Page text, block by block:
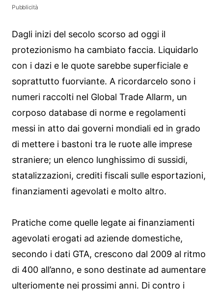
Pubblicità
Dagli inizi del secolo scorso ad oggi il
protezionismo ha cambiato faccia. Liquidarlo
con i dazi e le quote sarebbe superficiale e
soprattutto fuorviante. A ricordarcelo sono i
numeri raccolti nel Global Trade Allarm, un
corposo database di norme e regolamenti
messi in atto dai governi mondiali ed in grado
di mettere i bastoni tra le ruote alle imprese
straniere; un elenco lunghissimo di sussidi,
statalizzazioni, crediti fiscali sulle esportazioni,
finanziamenti agevolati e molto altro.
Pratiche come quelle legate ai finanziamenti
agevolati erogati ad aziende domestiche,
secondo i dati GTA, crescono dal 2009 al ritmo
di 400 all’anno, e sono destinate ad aumentare
ulteriomente nei prossimi anni. Di contro i